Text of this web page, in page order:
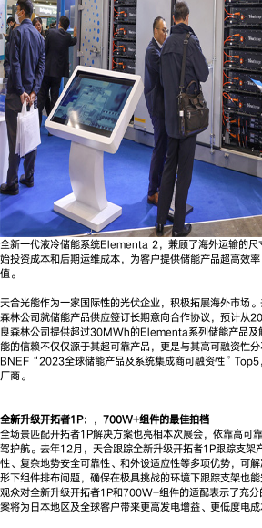
全新一代液冷储能系统Elementa 2，兼顾了海外运输的尺
始投资成本和后期运维成本，为客户提供储能产品超高效
值。
天合光能作为一家国际性的光伏企业，积极拓展海外市场
森林公司就储能产品供应签订长期意向合作协议，预计从
良森林公司提供超过30MWh的Elementa系列储能产品及
能的信赖不仅仅源于其超可靠产品，更是与其高可融资性
BNEF“2023全球储能产品及系统集成商可融资性
厂商。
全新升级开拓者1P： ， 700W+组件的最佳拍档
全场景匹配开拓者1P解决方案也亮相本次展会，依靠高可
驾护航。去年12月，天合跟踪全新升级开拓者1P跟踪支架
性、复杂地势安全可靠性、和外设适应性等多项优势，可
形下组件排布问题，确保在极具挑战的环境下跟踪支架也
观众对全新升级开拓者1P和700W+组件的适配表示了充
案将为日本地区及全球客户带来更高发电增益、更低度电成